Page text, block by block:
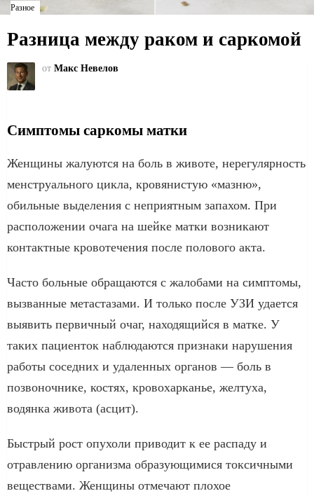
Разное
Разница между раком и саркомой
от Макс Невелов
Симптомы саркомы матки
Женщины жалуются на боль в животе, нерегулярность
менструального цикла, кровянистую «мазню»,
обильные выделения с неприятным запахом. При
расположении очага на шейке матки возникают
контактные кровотечения после полового акта.
Часто больные обращаются с жалобами на симптомы,
вызванные метастазами. И только после УЗИ удается
выявить первичный очаг, находящийся в матке. У
таких пациенток наблюдаются признаки нарушения
работы соседних и удаленных органов — боль в
позвоночнике, костях, кровохарканье, желтуха,
водянка живота (асцит).
Быстрый рост опухоли приводит к ее распаду и
отравлению организма образующимися токсичными
веществами. Женщины отмечают плохое